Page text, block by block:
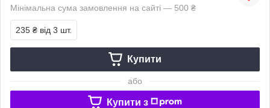
Мінімальна сума замовлення на сайті — 500 ₴
235 ₴ від 3 шт.
Купити
або
Купити з